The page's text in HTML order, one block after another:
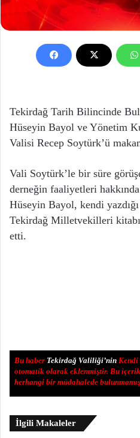
Tekirdağ Tarih Bilincinde
Hüseyin Bayol ve Yönetim
Valisi Recep Soytürk’ü
Vali Soytürk’le bir süre
derneğin faaliyetleri
Hüseyin Bayol, kendi
Tekirdağ Milletvekilleri
etti.
Bu haber Tekirdağ Valiliği’ninKendi
otomatik olarak eklenmiştir. Bu
herhangi bir müdahalede
İlgili Makaleler